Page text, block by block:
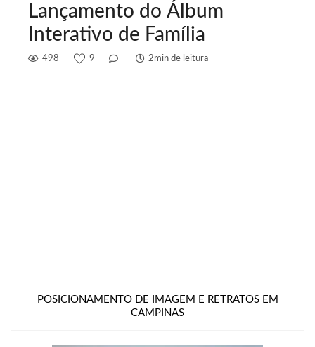
Lançamento do Álbum
Interativo de Família
498 9 2min de leitura
POSICIONAMENTO DE IMAGEM E RETRATOS EM
CAMPINAS